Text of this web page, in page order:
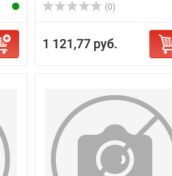
(0)
1 121,77 руб.